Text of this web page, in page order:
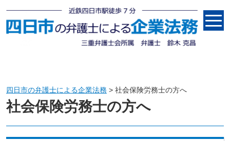
ッ
プ
メニュー
四日市の弁護士による企業法務 > 社会保険労務士の方へ
社会保険労務士の方へ